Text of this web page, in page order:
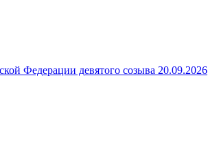
Федерации девятого созыва 20.09.2026